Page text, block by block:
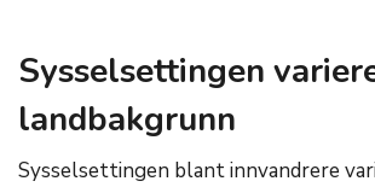
Sysselsettingen
landbakgrunn
Sysselsettingen blant innvandrere